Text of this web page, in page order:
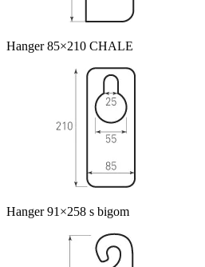
Hanger 85×210 CHALE
Hanger 91×258 s bigom